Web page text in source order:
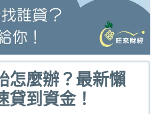
怎麼辦？最新懶
貸到資金！